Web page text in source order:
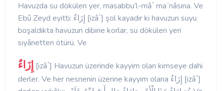
Havuzda su dökülen yer, masabbu’l-mâ΄ maʹnâsına. Ve
Ebû Zeyd eyitti: إِزَاءٌ [izâ΄] şol kayadır ki havuzun suyu
boşaldıkta havuzun dibine korlar, su dökülen yeri
sıyânetten ötürü. Ve
إِزَاءٌ [izâ΄] Havuzun üzerinde kayyim olan kimseye dahi
derler. Ve her nesnenin üzerine kayyim olana إِزَاءٌ [izâ΄]